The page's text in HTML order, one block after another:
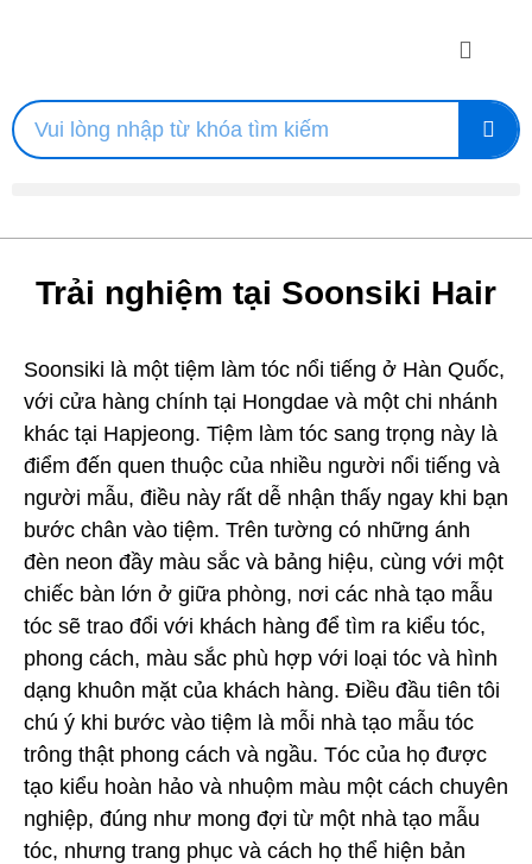
Trải nghiệm tại Soonsiki Hair
Soonsiki là một tiệm làm tóc nổi tiếng ở Hàn Quốc,
với cửa hàng chính tại Hongdae và một chi nhánh
khác tại Hapjeong. Tiệm làm tóc sang trọng này là
điểm đến quen thuộc của nhiều người nổi tiếng và
người mẫu, điều này rất dễ nhận thấy ngay khi bạn
bước chân vào tiệm. Trên tường có những ánh
đèn neon đầy màu sắc và bảng hiệu, cùng với một
chiếc bàn lớn ở giữa phòng, nơi các nhà tạo mẫu
tóc sẽ trao đổi với khách hàng để tìm ra kiểu tóc,
phong cách, màu sắc phù hợp với loại tóc và hình
dạng khuôn mặt của khách hàng. Điều đầu tiên tôi
chú ý khi bước vào tiệm là mỗi nhà tạo mẫu tóc
trông thật phong cách và ngầu. Tóc của họ được
tạo kiểu hoàn hảo và nhuộm màu một cách chuyên
nghiệp, đúng như mong đợi từ một nhà tạo mẫu
tóc, nhưng trang phục và cách họ thể hiện bản